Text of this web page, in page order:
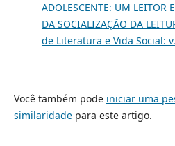
ADOLESCENTE: UM LEITOR
DA SOCIALIZAÇÃO DA
de Literatura e Vida Social:
Você também pode iniciar uma
similaridadepara este artigo.